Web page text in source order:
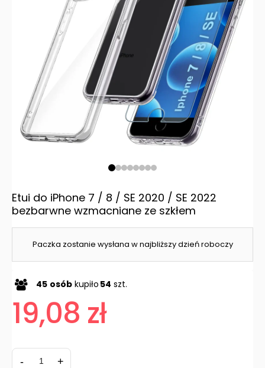
Paczka zostanie wysłana w najbliższy dzień roboczy
Etui do iPhone 7 / 8 / SE 2020 / SE 2022
bezbarwne wzmacniane ze szkłem
45 osób kupiło 54 szt.
19,08 zł
- +